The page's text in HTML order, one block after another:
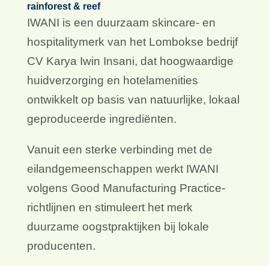
rainforest & reef
IWANI is een duurzaam skincare- en
hospitalitymerk van het Lombokse bedrijf
CV Karya Iwin Insani, dat hoogwaardige
huidverzorging en hotelamenities
ontwikkelt op basis van natuurlijke, lokaal
geproduceerde ingrediënten.
Vanuit een sterke verbinding met de
eilandgemeenschappen werkt IWANI
volgens Good Manufacturing Practice-
richtlijnen en stimuleert het merk
duurzame oogstpraktijken bij lokale
producenten.